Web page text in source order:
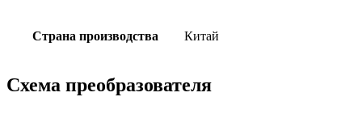
Страна производства Китай
Схема преобразователя